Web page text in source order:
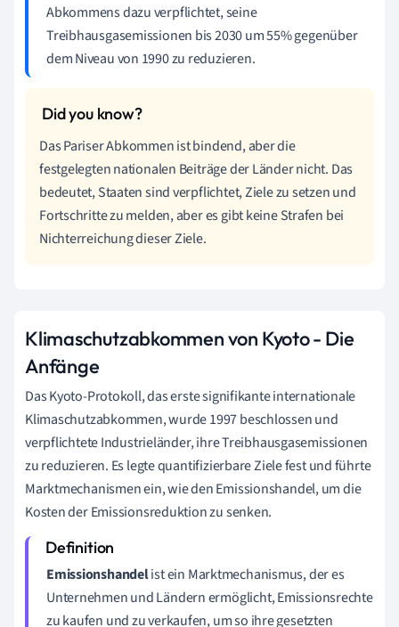
Abkommens dazu verpflichtet, seine
Treibhausgasemissionen bis 2030 um 55% gegenüber
dem Niveau von 1990 zu reduzieren.
Das Pariser Abkommen ist bindend, aber die
festgelegten nationalen Beiträge der Länder nicht. Das
bedeutet, Staaten sind verpflichtet, Ziele zu setzen und
Fortschritte zu melden, aber es gibt keine Strafen bei
Nichterreichung dieser Ziele.
Klimaschutzabkommen von Kyoto - Die
Anfänge
Das Kyoto-Protokoll, das erste signifikante internationale
Klimaschutzabkommen, wurde 1997 beschlossen und
verpflichtete Industrieländer, ihre Treibhausgasemissionen
zu reduzieren. Es legte quantifizierbare Ziele fest und führte
Marktmechanismen ein, wie den Emissionshandel, um die
Kosten der Emissionsreduktion zu senken.
Emissionshandelist ein Marktmechanismus, der es
Unternehmen und Ländern ermöglicht, Emissionsrechte
zu kaufen und zu verkaufen, um so ihre gesetzten